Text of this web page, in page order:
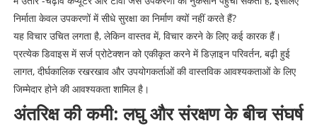
निर्माता केवल उपकरणों में सीधे सुरक्षा का निर्माण क्यों नहीं करते हैं?
यह विचार उचित लगता है, लेकिन वास्तव में, विचार करने के लिए कई कारक हैं।
प्रत्येक डिवाइस में सर्ज प्रोटेक्शन को एकीकृत करने में डिज़ाइन परिवर्तन, बढ़ी हुई
लागत, दीर्घकालिक रखरखाव और उपयोगकर्ताओं की वास्तविक आवश्यकताओं के लिए
जिम्मेदार होने की आवश्यकता शामिल है।
अंतरिक्ष की कमी: लघु और संरक्षण के बीच संघर्ष